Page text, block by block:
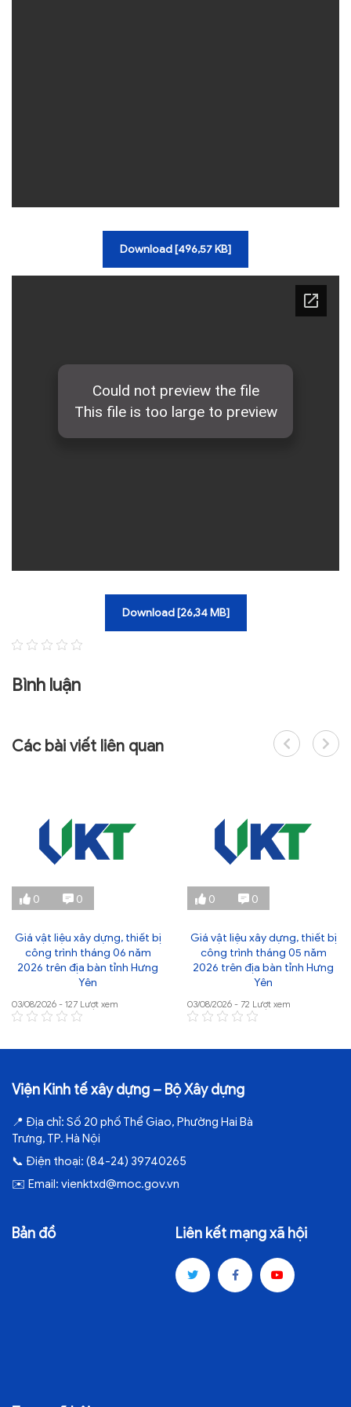
Download [496,57 KB]
Download [26,34 MB]
Bình luận
Các bài viết liên quan
0 0
Giá vật liệu xây dựng, thiết bị
công trình tháng 06 năm
2026 trên địa bàn tỉnh Hưng
Yên
03/08/2026 - 127 Lượt xem
0 0
Giá vật liệu xây dựng, thiết bị
công trình tháng 05 năm
2026 trên địa bàn tỉnh Hưng
Yên
03/08/2026 - 72 Lượt xem
Viện Kinh tế xây dựng – Bộ Xây dựng
📍 Địa chỉ: Số 20 phố Thể Giao, Phường Hai Bà
Trưng, TP. Hà Nội
📞 Điện thoại: (84-24) 39740265
✉️ Email: vienktxd@moc.gov.vn
Bản đồ Liên kết mạng xã hội